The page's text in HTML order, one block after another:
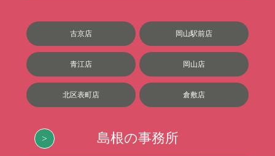
古京店 岡山駅前店
青江店 岡山店
北区表町店 倉敷店
島根の事務所